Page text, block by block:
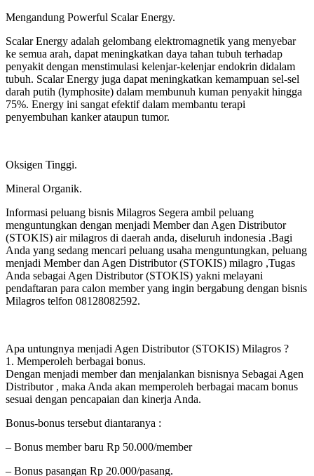
Mengandung Powerful Scalar Energy.
Scalar Energy adalah gelombang elektromagnetik yang menyebar
ke semua arah, dapat meningkatkan daya tahan tubuh terhadap
penyakit dengan menstimulasi kelenjar-kelenjar endokrin didalam
tubuh. Scalar Energy juga dapat meningkatkan kemampuan sel-sel
darah putih (lymphosite) dalam membunuh kuman penyakit hingga
75%. Energy ini sangat efektif dalam membantu terapi
penyembuhan kanker ataupun tumor.
Oksigen Tinggi.
Mineral Organik.
Informasi peluang bisnis Milagros Segera ambil peluang
menguntungkan dengan menjadi Member dan Agen Distributor
(STOKIS) air milagros di daerah anda, diseluruh indonesia .Bagi
Anda yang sedang mencari peluang usaha menguntungkan, peluang
menjadi Member dan Agen Distributor (STOKIS) milagro ,Tugas
Anda sebagai Agen Distributor (STOKIS) yakni melayani
pendaftaran para calon member yang ingin bergabung dengan bisnis
Milagros telfon 08128082592.
Apa untungnya menjadi Agen Distributor (STOKIS) Milagros ?
1. Memperoleh berbagai bonus.
Dengan menjadi member dan menjalankan bisnisnya Sebagai Agen
Distributor , maka Anda akan memperoleh berbagai macam bonus
sesuai dengan pencapaian dan kinerja Anda.
Bonus-bonus tersebut diantaranya :
– Bonus member baru Rp 50.000/member
– Bonus pasangan Rp 20.000/pasang.